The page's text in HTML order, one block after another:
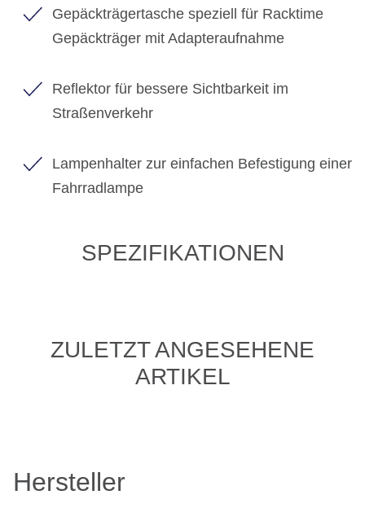
Gepäckträgertasche speziell für Racktime
Gepäckträger mit Adapteraufnahme
Reflektor für bessere Sichtbarkeit im
Straßenverkehr
Lampenhalter zur einfachen Befestigung einer
Fahrradlampe
SPEZIFIKATIONEN
ZULETZT ANGESEHENE
ARTIKEL
Hersteller